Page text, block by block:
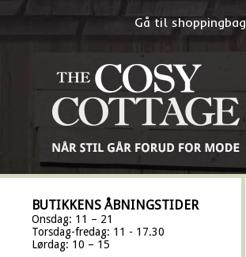
Gå til shoppingbag
BUTIKKENS ÅBNINGSTIDER
Onsdag: 11 – 21
Torsdag-fredag: 11 - 17.30
Lørdag: 10 – 15